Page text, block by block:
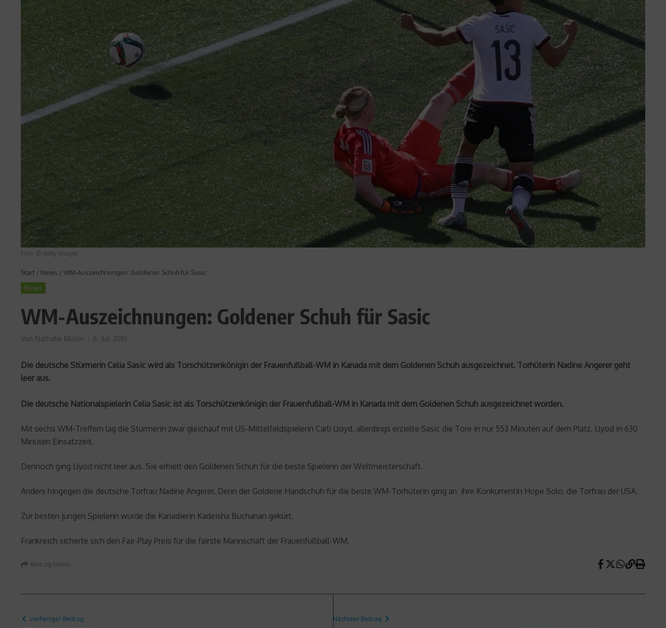
Foto: © getty images
Start / News / WM-Auszeichnungen: Goldener Schuh für Sasic
News
WM-Auszeichnungen: Goldener Schuh für Sasic
Von Nathalie Müller 6. Juli 2015
Die deutsche Stürmerin Celia Sasic wird als Torschützenkönigin der Frauenfußball-WM in Kanada mit dem Goldenen Schuh ausgezeichnet. Torhüterin Nadine Angerer geht
leer aus.
Die deutsche Nationalspielerin Celia Sasic ist als Torschützenkönigin der Frauenfußball-WM in Kanada mit dem Goldenen Schuh ausgezeichnet worden.
Mit sechs WM-Treffern lag die Stürmerin zwar gleichauf mit US-Mittelfeldspielerin Carli Lloyd, allerdings erzielte Sasic die Tore in nur 553 Minuten auf dem Platz, Llyod in 630
Minuten Einsatzzeit.
Dennoch ging Llyod nicht leer aus. Sie erhielt den Goldenen Schuh für die beste Spielerin der Weltmeisterschaft.
Anders hingegen die deutsche Torfrau Nadine Angerer. Denn der Goldene Handschuh für die beste WM-Torhüterin ging an ihre Konkurrentin Hope Solo, die Torfrau der USA.
Zur besten jungen Spielerin wurde die Kanadierin Kadeisha Buchanan gekürt.
Frankreich sicherte sich den Fair-Play Preis für die fairste Mannschaft der Frauenfußball-WM.
Beitrag teilen
vorheriger Beitrag Nächster Beitrag